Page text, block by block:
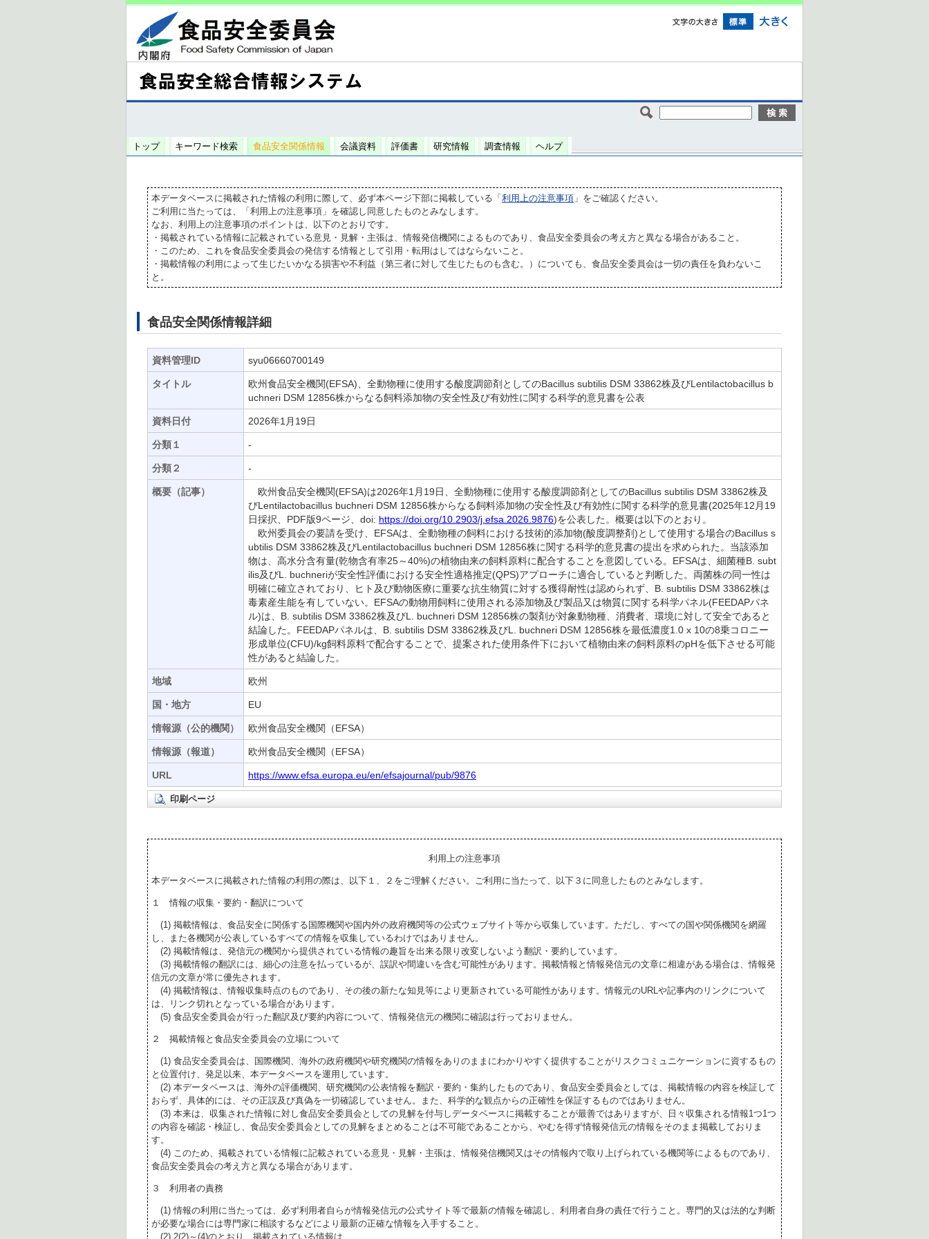
トップ キーワード検索 食品安全関係情報 会議資料 評価書 研究情報 調査情報 ヘルプ
本データベースに掲載された情報の利用に際して、必ず本ページ下部に掲載している「 利用上の注意事項 」をご確認ください。
ご利用に当たっては、「利用上の注意事項」を確認し同意したものとみなします。
なお、利用上の注意事項のポイントは、以下のとおりです。
・掲載されている情報に記載されている意見・見解・主張は、情報発信機関によるものであり、食品安全委員会の考え方と異なる場合があること。
・このため、これを食品安全委員会の発信する情報として引用・転用はしてはならないこと。
・掲載情報の利用によって生じたいかなる損害や不利益（第三者に対して生じたものも含む。）についても、食品安全委員会は一切の責任を負わないこ
と。
食品安全関係情報詳細
資料管理ID syu06660700149
タイトル
欧州食品安全機関(EFSA)、全動物種に使用する酸度調節剤としてのBacillus subtilis DSM 33862株及びLentilactobacillus b
uchneri DSM 12856株からなる飼料添加物の安全性及び有効性に関する科学的意見書を公表
資料日付 2026年1月19日
分類１ -
分類２ -
概要（記事）
欧州食品安全機関(EFSA)は2026年1月19日、全動物種に使用する酸度調節剤としてのBacillus subtilis DSM 33862株及
びLentilactobacillus buchneri DSM 12856株からなる飼料添加物の安全性及び有効性に関する科学的意見書(2025年12月19
日採択、PDF版9ページ、doi: https://doi.org/10.2903/j.efsa.2026.9876)を公表した。概要は以下のとおり。
欧州委員会の要請を受け、EFSAは、全動物種の飼料における技術的添加物(酸度調整剤)として使用する場合のBacillus s
ubtilis DSM 33862株及びLentilactobacillus buchneri DSM 12856株に関する科学的意見書の提出を求められた。当該添加
物は、高水分含有量(乾物含有率25～40%)の植物由来の飼料原料に配合することを意図している。EFSAは、細菌種B. subt
ilis及びL. buchneriが安全性評価における安全性適格推定(QPS)アプローチに適合していると判断した。両菌株の同一性は
明確に確立されており、ヒト及び動物医療に重要な抗生物質に対する獲得耐性は認められず、B. subtilis DSM 33862株は
毒素産生能を有していない。EFSAの動物用飼料に使用される添加物及び製品又は物質に関する科学パネル(FEEDAPパネ
ル)は、B. subtilis DSM 33862株及びL. buchneri DSM 12856株の製剤が対象動物種、消費者、環境に対して安全であると
結論した。FEEDAPパネルは、B. subtilis DSM 33862株及びL. buchneri DSM 12856株を最低濃度1.0 x 10の8乗コロニー
形成単位(CFU)/kg飼料原料で配合することで、提案された使用条件下において植物由来の飼料原料のpHを低下させる可能
性があると結論した。
地域 欧州
国・地方 EU
情報源（公的機関） 欧州食品安全機関（EFSA）
情報源（報道） 欧州食品安全機関（EFSA）
URL https://www.efsa.europa.eu/en/efsajournal/pub/9876
印刷ページ
利用上の注意事項
本データベースに掲載された情報の利用の際は、以下１、２をご理解ください。ご利用に当たって、以下３に同意したものとみなします。
１ 情報の収集・要約・翻訳について
(1) 掲載情報は、食品安全に関係する国際機関や国内外の政府機関等の公式ウェブサイト等から収集しています。ただし、すべての国や関係機関を網羅
し、また各機関が公表しているすべての情報を収集しているわけではありません。
(2) 掲載情報は、発信元の機関から提供されている情報の趣旨を出来る限り改変しないよう翻訳・要約しています。
(3) 掲載情報の翻訳には、細心の注意を払っているが、誤訳や間違いを含む可能性があります。掲載情報と情報発信元の文章に相違がある場合は、情報発
信元の文章が常に優先されます。
(4) 掲載情報は、情報収集時点のものであり、その後の新たな知見等により更新されている可能性があります。情報元のURLや記事内のリンクについて
は、リンク切れとなっている場合があります。
(5) 食品安全委員会が行った翻訳及び要約内容について、情報発信元の機関に確認は行っておりません。
２ 掲載情報と食品安全委員会の立場について
(1) 食品安全委員会は、国際機関、海外の政府機関や研究機関の情報をありのままにわかりやすく提供することがリスクコミュニケーションに資するもの
と位置付け、発足以来、本データベースを運用しています。
(2) 本データベースは、海外の評価機関、研究機関の公表情報を翻訳・要約・集約したものであり、食品安全委員会としては、掲載情報の内容を検証して
おらず、具体的には、その正誤及び真偽を一切確認していません。また、科学的な観点からの正確性を保証するものではありません。
(3) 本来は、収集された情報に対し食品安全委員会としての見解を付与しデータベースに掲載することが最善ではありますが、日々収集される情報1つ1つ
の内容を確認・検証し、食品安全委員会としての見解をまとめることは不可能であることから、やむを得ず情報発信元の情報をそのまま掲載しておりま
す。
(4) このため、掲載されている情報に記載されている意見・見解・主張は、情報発信機関又はその情報内で取り上げられている機関等によるものであり、
食品安全委員会の考え方と異なる場合があります。
３ 利用者の責務
(1) 情報の利用に当たっては、必ず利用者自らが情報発信元の公式サイト等で最新の情報を確認し、利用者自身の責任で行うこと。専門的又は法的な判断
が必要な場合には専門家に相談するなどにより最新の正確な情報を入手すること。
(2) 2(2)～(4)のとおり、掲載されている情報は、